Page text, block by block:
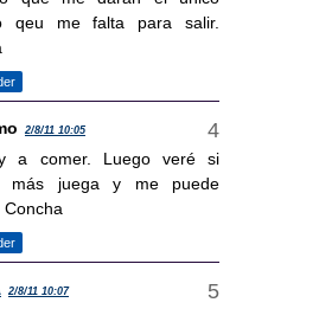
qeu me falta para salir.
2/8/11 10:05
a comer. Luego veré si
más juega y me puede
Concha
2/8/11 10:07